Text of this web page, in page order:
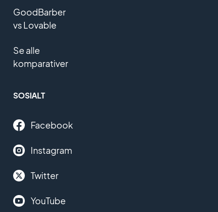
GoodBarber
vs Lovable
Se alle
komparativer
SOSIALT
Facebook
Instagram
Twitter
YouTube